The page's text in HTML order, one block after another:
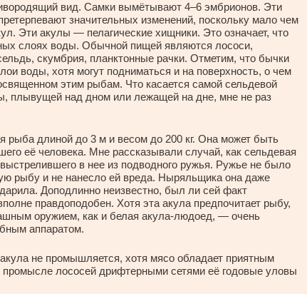
вид. Самки вымётывают 4–6 эмбрионов. Эти
значительных изменений, поскольку мало чем
Эти акулы — пелагические хищники. Это означает, что
слоях воды. Обычной пищей являются лососи,
скумбрия, планктонные рачки. Отметим, что бычки
воды, хотя могут подниматься и на поверхность, о чем
этим рыбам. Что касается самой сельдевой
плывущей над дном или лежащей на дне, мне не раз
рыба длиной до 3 м и весом до 200 кг. Она может быть
её человека. Мне рассказывали случай, как сельдевая
в нее из подводного ружья. Ружье не было
рыбу и не нанесло ей вреда. Ныряльщика она даже
Доподлинно неизвестно, был ли сей факт
правдоподобен. Хотя эта акула предпочитает рыбу,
оружием, как и белая акула-людоед, — очень
аппаратом.
не промышляется, хотя мясо обладает приятным
лососей дрифтерными сетями её годовые уловы